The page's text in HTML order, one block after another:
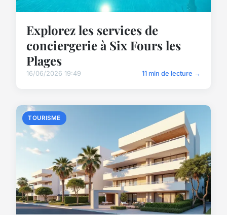
Explorez les services de
conciergerie à Six Fours les
Plages
16/06/2026 19:49 11 min de lecture →
TOURISME